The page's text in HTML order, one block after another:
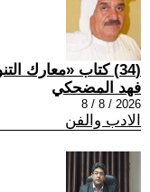
(34) كتاب «معارك التنويريين والأصوليين في أوروبا»
فهد المضحكي
2026 / 8 / 8
الادب والفن